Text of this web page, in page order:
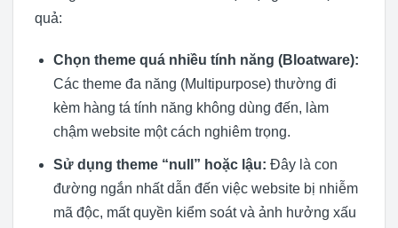
quả:
Chọn theme quá nhiều tính năng (Bloatware):
Các theme đa năng (Multipurpose) thường đi
kèm hàng tá tính năng không dùng đến, làm
chậm website một cách nghiêm trọng.
Sử dụng theme “null” hoặc lậu: Đây là con
đường ngắn nhất dẫn đến việc website bị nhiễm
mã độc, mất quyền kiểm soát và ảnh hưởng xấu